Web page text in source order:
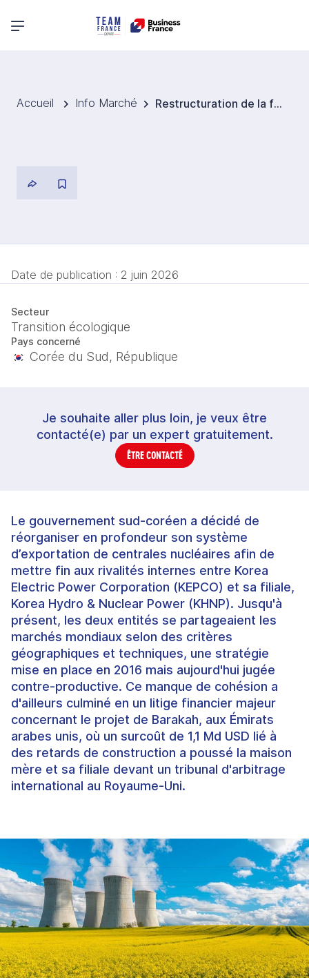
Menu principal
Accueil Info Marché Restructuration de la filière nucléaire sud-coréenne : KEPCO désignée chef de file à l'export
Date de publication : 2 juin 2026
Secteur
Transition écologique
Pays concerné
Corée du Sud, République
Je souhaite aller plus loin, je veux être
contacté(e) par un expert gratuitement.
ÊTRE CONTACTÉ
Le gouvernement sud-coréen a décidé de
réorganiser en profondeur son système
d’exportation de centrales nucléaires afin de
mettre fin aux rivalités internes entre Korea
Electric Power Corporation (KEPCO) et sa filiale,
Korea Hydro & Nuclear Power (KHNP). Jusqu'à
présent, les deux entités se partageaient les
marchés mondiaux selon des critères
géographiques et techniques, une stratégie
mise en place en 2016 mais aujourd'hui jugée
contre-productive. Ce manque de cohésion a
d'ailleurs culminé en un litige financier majeur
concernant le projet de Barakah, aux Émirats
arabes unis, où un surcoût de 1,1 Md USD lié à
des retards de construction a poussé la maison
mère et sa filiale devant un tribunal d'arbitrage
international au Royaume-Uni.